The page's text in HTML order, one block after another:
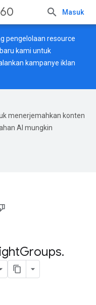
Masuk
pengelolaan resource
kami untuk
kampanye iklan
menerjemahkan konten
AI mungkin
Groups.